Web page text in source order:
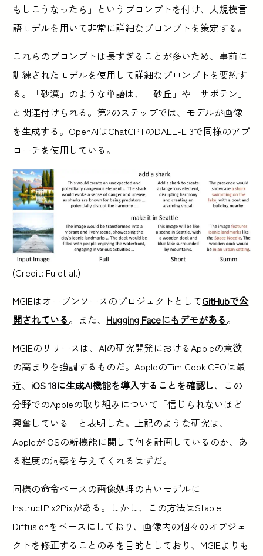
もしこうなったら」というプロンプトを付け、大規模言
語モデルを用いて非常に詳細なプロンプトを策定する。
これらのプロンプトは長すぎることが多いため、事前に
訓練されたモデルを使用して詳細なプロンプトを要約す
る。「砂漠」のような単語は、「砂丘」や「サボテン」
と関連付けられる。第2のステップでは、モデルが画像
を生成する。OpenAIはChatGPTのDALL-E 3で同様のアプ
ローチを使用している。
(Credit: Fu et al.)
MGIEはオープンソースのプロジェクトとしてGitHubで公
開されている。また、 Hugging Faceにもデモがある。
MGIEのリリースは、AIの研究開発におけるAppleの意欲
の高まりを強調するものだ。AppleのTim Cook CEOは最
近、 iOS 18に生成AI機能を導入することを確認し、この
分野でのAppleの取り組みについて「信じられないほど
興奮している」と表明した。上記のような研究は、
AppleがiOSの新機能に関して何を計画しているのか、あ
る程度の洞察を与えてくれるはずだ。
同様の命令ベースの画像処理の古いモデルに
InstructPix2Pixがある。しかし、この方法はStable
Diffusionをベースにしており、画像内の個々のオブジェ
クトを修正することのみを目的としており、MGIEよりも